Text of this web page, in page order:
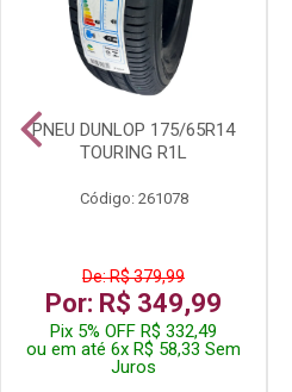
PNEU DUNLOP 175/65R14
TOURING R1L
Código: 261078
De: R$ 379,99
Por: R$ 349,99
Pix 5% OFF R$ 332,49
ou em até 6x R$ 58,33 Sem
Juros